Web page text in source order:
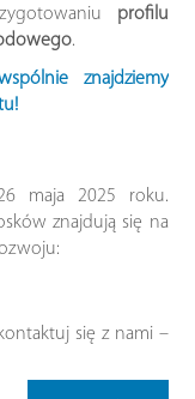
profilu
.
znajdziemy
maja 2025 roku.
znajdują się na
się z nami –